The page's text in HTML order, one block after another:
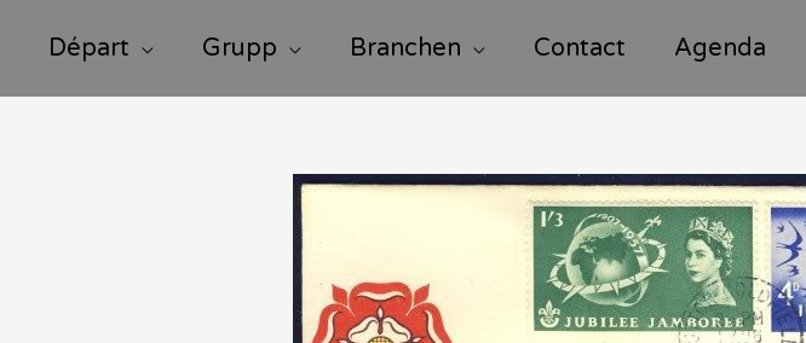
Départ Grupp Branchen Contact Agenda